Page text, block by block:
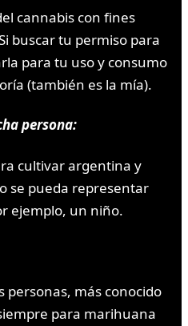
cannabis con fines
buscar tu permiso para
para tu uso y consumo
(también es la mía).
persona:
cultivar argentina y
se pueda representar
ejemplo, un niño.
personas, más conocido
para marihuana